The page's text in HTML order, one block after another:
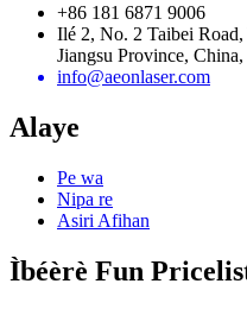
+86 181 6871 9006
Ilé 2, No. 2 Taibei
Jiangsu Province,
info@aeonlaser.com
Alaye
Pe wa
Nipa re
Asiri Afihan
Ìbéèrè Fun